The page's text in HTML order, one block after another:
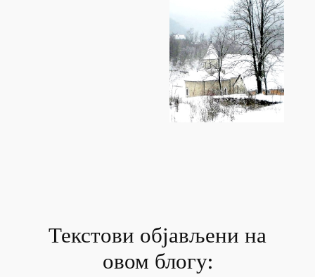
Текстови објављени на
овом блогу: